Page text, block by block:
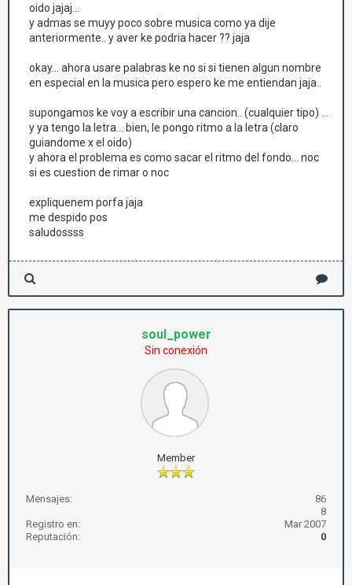
oido jajaj...
y admas se muyy poco sobre musica como ya dije
anteriormente.. y aver ke podria hacer ?? jaja
okay... ahora usare palabras ke no si si tienen algun nombre
en especial en la musica pero espero ke me entiendan jaja..
supongamos ke voy a escribir una cancion.. (cualquier tipo) ...
y ya tengo la letra... bien, le pongo ritmo a la letra (claro
guiandome x el oido)
y ahora el problema es como sacar el ritmo del fondo... noc
si es cuestion de rimar o noc
expliquenem porfa jaja
me despido pos
saludossss
soul_power
Sin conexión
Member
Mensajes:
86
8
Registro en:
Mar 2007
Reputación:
0